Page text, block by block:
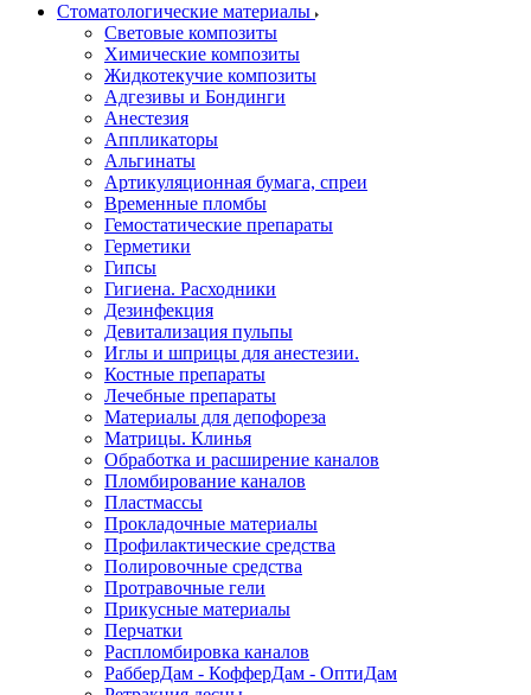
Стоматологические материалы
Световые композиты
Химические композиты
Жидкотекучие композиты
Адгезивы и Бондинги
Анестезия
Аппликаторы
Альгинаты
Артикуляционная бумага, спреи
Временные пломбы
Гемостатические препараты
Герметики
Гипсы
Гигиена. Расходники
Дезинфекция
Девитализация пульпы
Иглы и шприцы для анестезии.
Костные препараты
Лечебные препараты
Материалы для депофореза
Матрицы. Клинья
Обработка и расширение каналов
Пломбирование каналов
Пластмассы
Прокладочные материалы
Профилактические средства
Полировочные средства
Протравочные гели
Прикусные материалы
Перчатки
Распломбировка каналов
РабберДам - КофферДам - ОптиДам